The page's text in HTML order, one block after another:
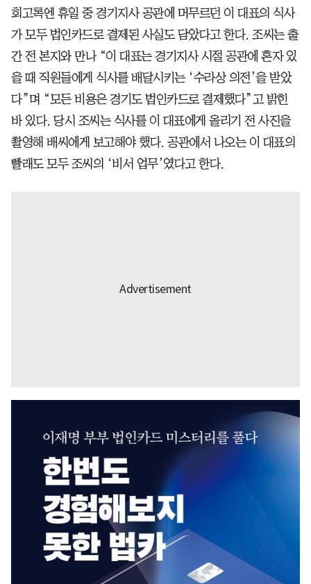
회고록엔 휴일 중 경기지사 공관에 머무르던 이 대표의 식사
가 모두 법인카드로 결제된 사실도 담았다고 한다. 조씨는 출
간 전 본지와 만나 “이 대표는 경기지사 시절 공관에 혼자 있
을 때 직원들에게 식사를 배달시키는 ‘수라상 의전’을 받았
다”며 “모든 비용은 경기도 법인카드로 결제했다”고 밝힌
바 있다. 당시 조씨는 식사를 이 대표에게 올리기 전 사진을
촬영해 배씨에게 보고해야 했다. 공관에서 나오는 이 대표의
빨래도 모두 조씨의 ‘비서 업무’였다고 한다.